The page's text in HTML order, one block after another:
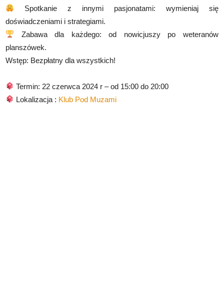
Spotkanie z innymi pasjonatami: wymieniaj się
doświadczeniami i strategiami.
Zabawa dla każdego: od nowicjuszy po weteranów
planszówek.
Wstęp: Bezpłatny dla wszystkich!
Termin: 22 czerwca 2024 r – od 15:00 do 20:00
Lokalizacja : Klub Pod Muzami